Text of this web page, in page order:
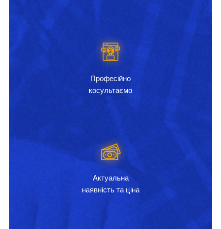
Професійно
косультаємо
Актуальна
наявність та ціна